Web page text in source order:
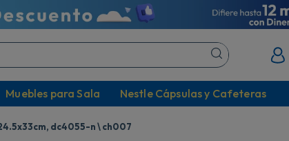
Muebles para Sala Nestle Cápsulas y Cafeteras
dc4055-n \ ch007